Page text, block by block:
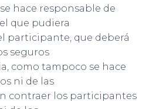
hace responsable de
que pudiera
participante, que deberá
seguros
como tampoco se hace
ni de las
contraer los participantes